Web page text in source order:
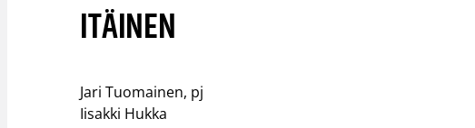
ITÄINEN
Jari Tuomainen, pj​
Iisakki Hukka​